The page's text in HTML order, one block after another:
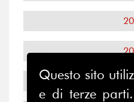
Questo sito
e di terze